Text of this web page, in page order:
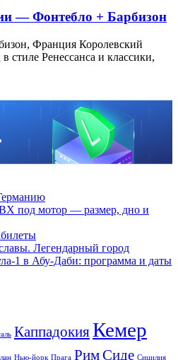
— Фонтебло + Барбизон
Франция Королевский
стиле Ренессанса и классики,
под мотор — размер, дно и
Легендарный город
1 в Абу-Даби: программа и даты
КаппадокияКемер
Нью-йорк Прага РимСиде Сицилия